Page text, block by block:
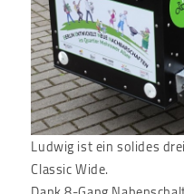
Ludwig ist ein solides
Classic Wide.